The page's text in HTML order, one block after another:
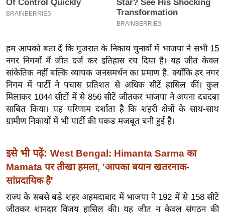
-
र
मि
सा
ल
बे
मि
ल
श
ख्सि
य
त
हम आपको बता दें कि गुजरात के निकाय चुनावों में भाजपा ने सभी 15
नगर निगमों में जीत दर्ज कर इतिहास रच दिया है। यह जीत केवल
सांकेतिक नहीं बल्कि व्यापक जनसमर्थन का प्रमाण है, क्योंकि हर नगर
निगम में पार्टी ने पचास प्रतिशत से अधिक सीटें हासिल कीं। कुल
मिलाकर 1044 सीटों में से 856 सीटें जीतकर भाजपा ने अपना दबदबा
साबित किया। यह परिणाम दर्शाता है कि शहरी क्षेत्रों के साथ-साथ
ग्रामीण निकायों में भी पार्टी की पकड मजबूत बनी हुई है।
इसे भी पढ़ें: West Bengal: Himanta Sarma का
Mamata पर तीखा हमला, 'आपका बयान खतरनाक-
सांप्रदायिक है'
राज्य के सबसे बडे शहर अहमदाबाद में भाजपा ने 192 में से 158 सीटें
जीतकर शानदार विजय हासिल की। यह जीत न केवल संगठन की